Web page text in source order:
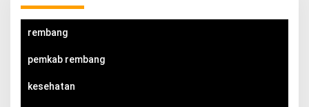
rembang
pemkab rembang
kesehatan